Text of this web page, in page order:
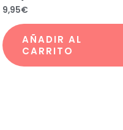
9,95€
AÑADIR AL
CARRITO